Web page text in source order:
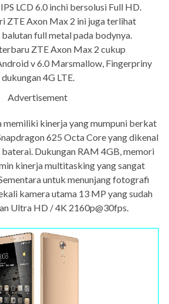
LCD 6.0 inchi bersolusi Full HD.
ZTE Axon Max 2 ini juga terlihat
full metal pada bodynya.
ZTE Axon Max 2 cukup
v 6.0 Marsmallow, Fingerpriny
4G LTE.
Advertisement
memiliki kinerja yang mumpuni berkat
625 Octa Core yang dikenal
Dukungan RAM 4GB, memori
kinerja multitasking yang sangat
untuk menunjang fotografi
kamera utama 13 MP yang sudah
Ultra HD / 4K 2160p@30fps.